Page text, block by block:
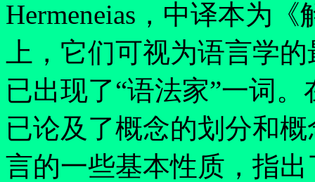
Hermeneias，中译本为
上，它们可视为语言学
已出现了“语法家”一词。
已论及了概念的划分和
言的一些基本性质，指